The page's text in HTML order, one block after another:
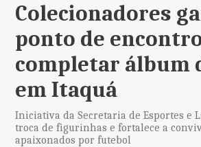
Colecionadores
ponto de
completar álbum
em Itaquá
Iniciativa da Secretaria de Esportes e
troca de figurinhas e fortalece a
apaixonados por futebol